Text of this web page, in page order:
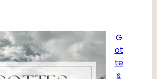
a
G
ot
te
s